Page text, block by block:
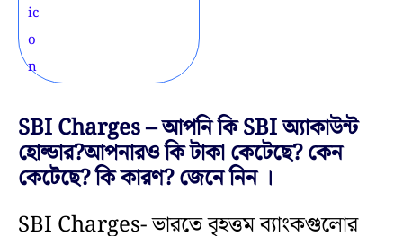
SBI Charges – আপনি কি SBI অ্যাকাউন্ট
হোল্ডার?আপনারও কি টাকা কেটেছে? কেন
কেটেছে? কি কারণ? জেনে নিন ।
SBI Charges- ভারতে বৃহত্তম ব্যাংকগুলোর